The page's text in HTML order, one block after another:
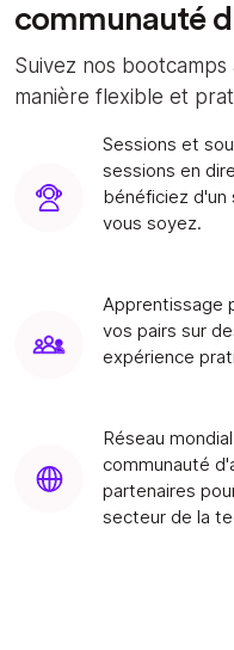
communauté
Suivez nos
manière flexible et
Sessions et
sessions en
bénéficiez d'un
vous soyez.
Apprentissage
vos pairs sur
expérience
Réseau
communauté
partenaires
secteur de la